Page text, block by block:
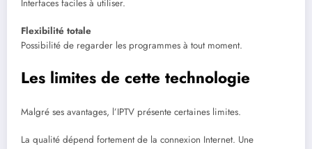
Interfaces faciles à utiliser.
Flexibilité totale
Possibilité de regarder les programmes à tout moment.
Les limites de cette technologie
Malgré ses avantages, l’IPTV présente certaines limites.
La qualité dépend fortement de la connexion Internet. Une